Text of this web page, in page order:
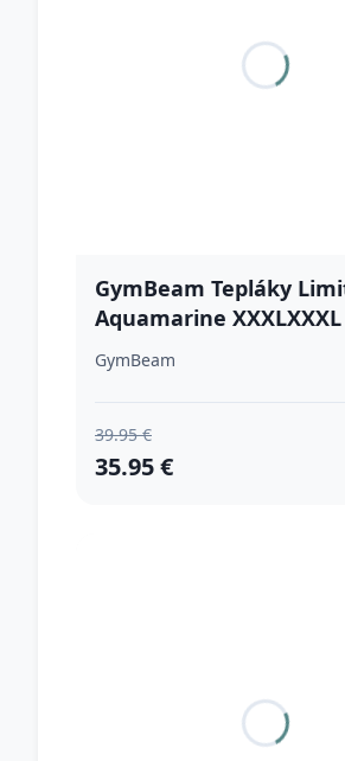
GymBeam Tepláky
Aquamarine XXXLXXXL
GymBeam
39.95 €
35.95 €